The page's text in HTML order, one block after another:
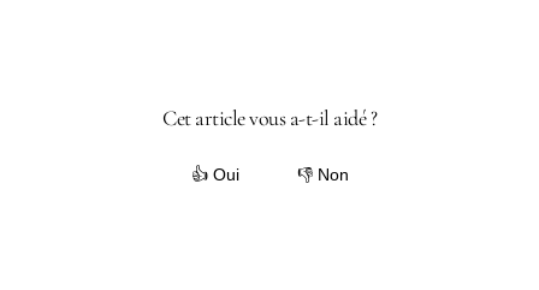
Cet article vous a-t-il aidé ?
👍 Oui 👎 Non